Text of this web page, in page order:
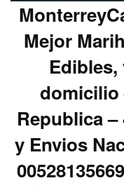
Mejor
Edibles,
domicilio
Republica –
y Envios